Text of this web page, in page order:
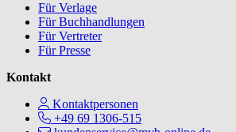
Für Verlage
Für Buchhandlungen
Für Vertreter
Für Presse
Kontakt
Kontaktpersonen
+49 69 1306-515